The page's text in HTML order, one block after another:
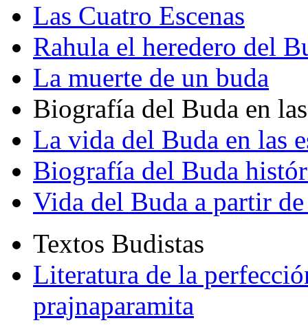
Las Cuatro Escenas
Rahula el heredero del
La muerte de un buda
Biografía del Buda en
La vida del Buda en las
Biografía del Buda
Vida del Buda a partir de
Textos Budistas
Literatura de la
prajnaparamita